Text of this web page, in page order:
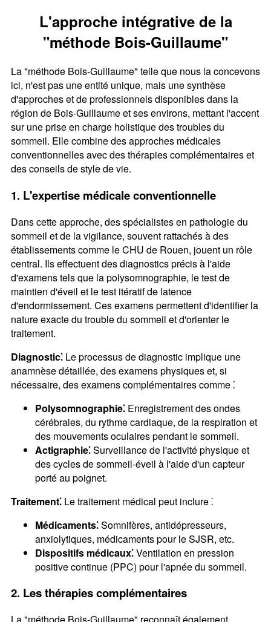
L'approche intégrative de la
"méthode Bois-Guillaume"
La "méthode Bois-Guillaume" telle que nous la concevons
ici, n'est pas une entité unique, mais une synthèse
d'approches et de professionnels disponibles dans la
région de Bois-Guillaume et ses environs, mettant l'accent
sur une prise en charge holistique des troubles du
sommeil. Elle combine des approches médicales
conventionnelles avec des thérapies complémentaires et
des conseils de style de vie.
1. L'expertise médicale conventionnelle
Dans cette approche, des spécialistes en pathologie du
sommeil et de la vigilance, souvent rattachés à des
établissements comme le CHU de Rouen, jouent un rôle
central. Ils effectuent des diagnostics précis à l'aide
d'examens tels que la polysomnographie, le test de
maintien d'éveil et le test itératif de latence
d'endormissement. Ces examens permettent d'identifier la
nature exacte du trouble du sommeil et d'orienter le
traitement.
Diagnostic⁚Le processus de diagnostic implique une
anamnèse détaillée, des examens physiques et, si
nécessaire, des examens complémentaires comme ⁚
Polysomnographie⁚Enregistrement des ondes
cérébrales, du rythme cardiaque, de la respiration et
des mouvements oculaires pendant le sommeil.
Actigraphie⁚Surveillance de l'activité physique et
des cycles de sommeil-éveil à l'aide d'un capteur
porté au poignet.
Traitement⁚Le traitement médical peut inclure ⁚
Médicaments⁚Somnifères, antidépresseurs,
anxiolytiques, médicaments pour le SJSR, etc.
Dispositifs médicaux⁚Ventilation en pression
positive continue (PPC) pour l'apnée du sommeil.
2. Les thérapies complémentaires